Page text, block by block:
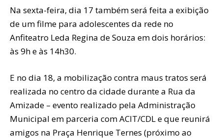
Na sexta-feira, dia 17 também será feita a exibição
de um filme para adolescentes da rede no
Anfiteatro Leda Regina de Souza em dois horários:
às 9h e às 14h30.
E no dia 18, a mobilização contra maus tratos será
realizada no centro da cidade durante a Rua da
Amizade – evento realizado pela Administração
Municipal em parceria com ACIT/CDL e que reunirá
amigos na Praça Henrique Ternes (próximo ao